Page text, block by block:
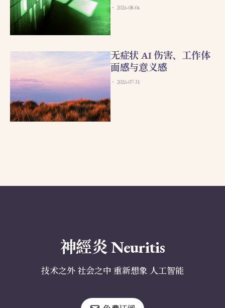
2026-08-04
无症状 AI 伤害、工作体
面感与意义感
2026-07-31
神經炎 Neuritis
技术之外 社会之中 重新想象 人工智能